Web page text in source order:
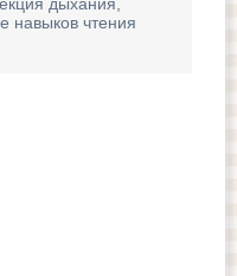
дыхания,
навыков чтения